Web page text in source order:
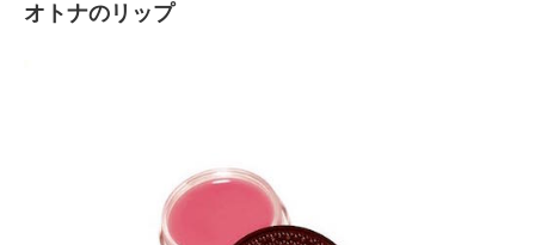
オトナのリップ